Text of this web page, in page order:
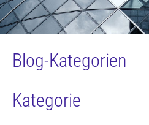
Blog-Kategorien
Kategorie